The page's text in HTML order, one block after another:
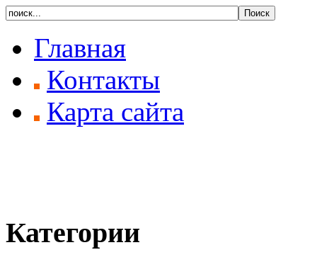
Главная
Контакты
Карта сайта
Категории